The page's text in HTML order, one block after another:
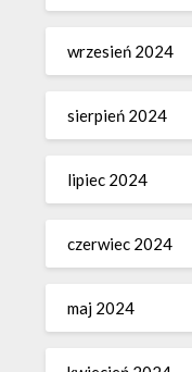
wrzesień 2024
sierpień 2024
lipiec 2024
czerwiec 2024
maj 2024